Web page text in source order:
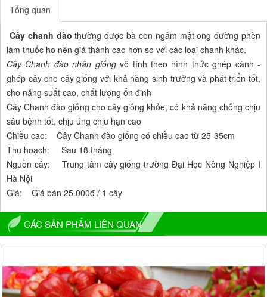
Tổng quan
Cây chanh đào thường được bà con ngâm mật ong đường phèn
làm thuốc ho nên giá thành cao hơn so với các loại chanh khác.
Cây Chanh đào nhân giốngvô tính theo hình thức ghép cành -
ghép cây cho cây giống với khả năng sinh trưởng và phát triển tốt,
cho năng suất cao, chất lượng ổn định
Cây Chanh đào giống cho cây giống khỏe, có khả năng chống chịu
sâu bệnh tốt, chịu úng chịu hạn cao
Chiều cao: Cây Chanh đào giống có chiều cao từ 25-35cm
Thu hoạch: Sau 18 tháng
Nguồn cây: Trung tâm cây giống trường Đại Học Nông Nghiệp I
Hà Nội
Giá: Giá bán 25.000đ / 1 cây
CÁC SẢN PHẨM LIÊN QUAN